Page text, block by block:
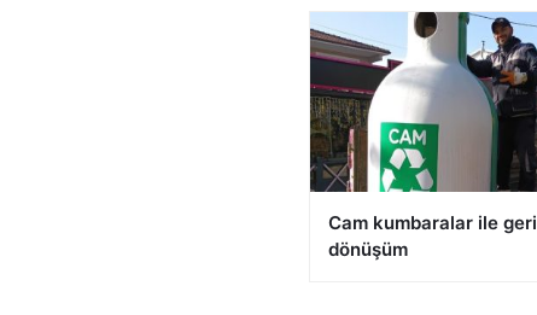
Cam kumbaralar ile geri
dönüşüm